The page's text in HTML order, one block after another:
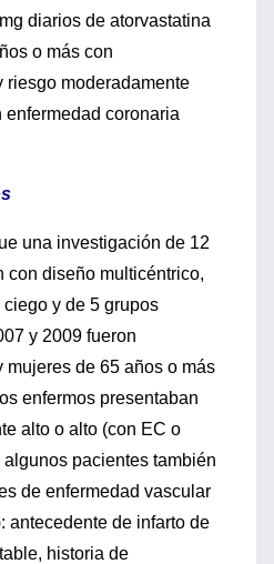
diarios de atorvastatina
o más con
riesgo moderadamente
coronaria
una investigación de 12
con diseño multicéntrico,
y de 5 grupos
y 2009 fueron
mujeres de 65 años o más
enfermos presentaban
alto o alto (con EC o
pacientes también
de enfermedad vascular
antecedente de infarto de
historia de